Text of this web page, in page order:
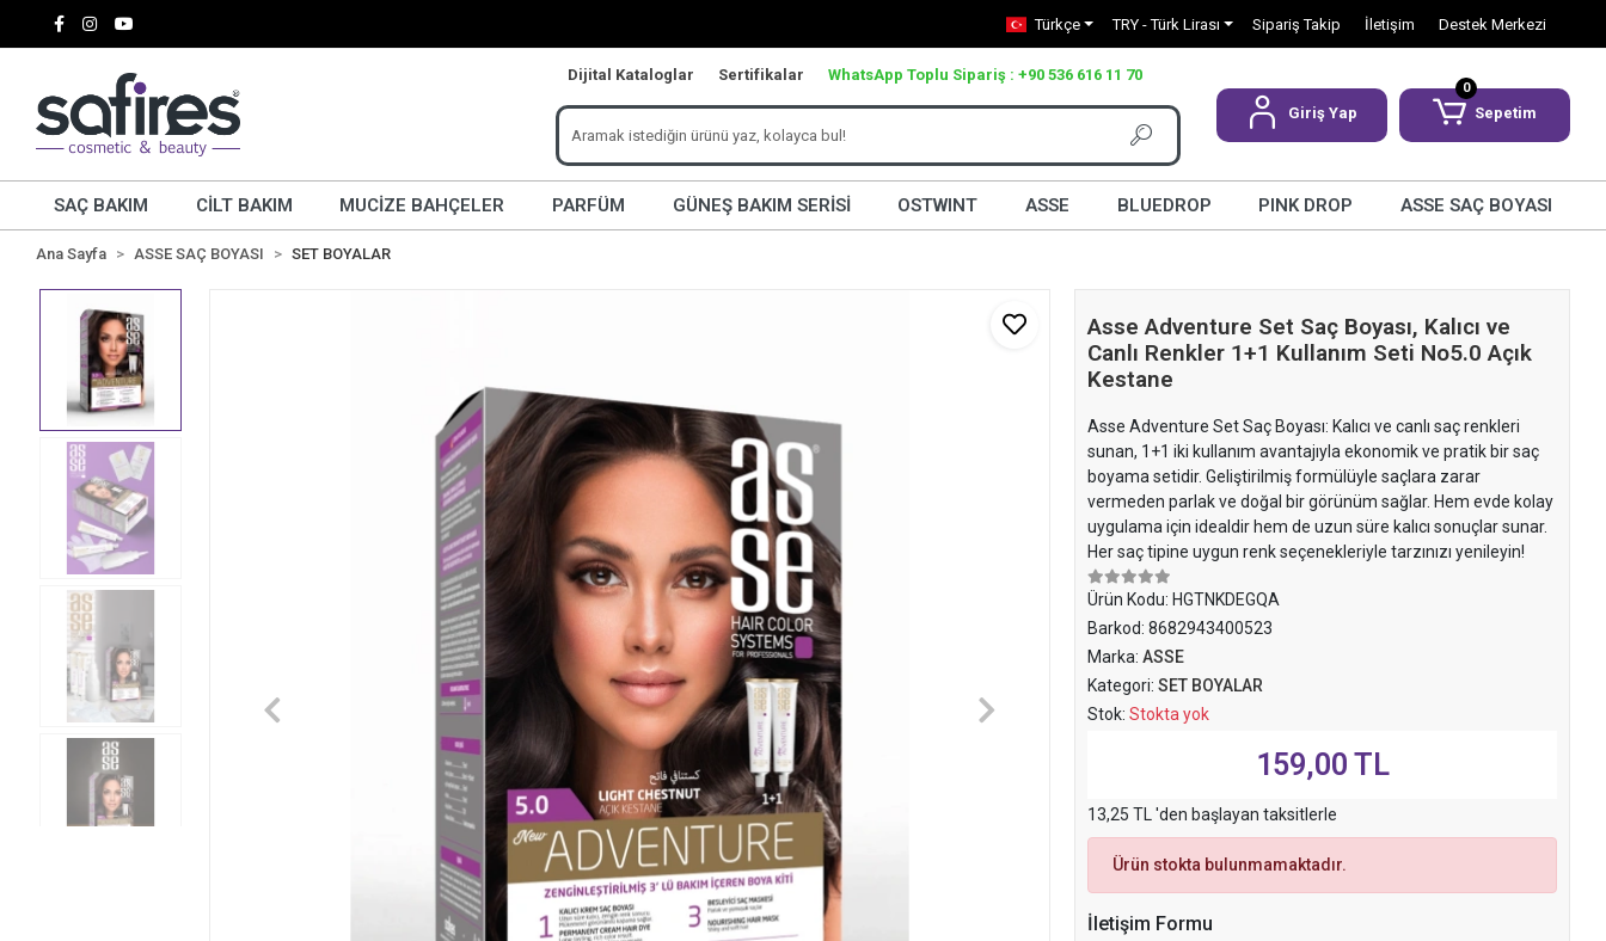
Türkçe TRY - Türk Lirası Sipariş Takip İletişim Destek Merkezi
Dijital Kataloglar Sertifikalar WhatsApp Toplu Sipariş : +90 536 616 11 70
Giriş Yap
0
Sepetim
SAÇ BAKIM CİLT BAKIM MUCİZE BAHÇELER PARFÜM GÜNEŞ BAKIM SERİSİ OSTWINT ASSE BLUEDROP PINK DROP ASSE SAÇ BOYASI
Ana Sayfa ASSE SAÇ BOYASI SET BOYALAR
Asse Adventure Set Saç Boyası, Kalıcı ve
Canlı Renkler 1+1 Kullanım Seti No5.0 Açık
Kestane
Asse Adventure Set Saç Boyası: Kalıcı ve canlı saç renkleri
sunan, 1+1 iki kullanım avantajıyla ekonomik ve pratik bir saç
boyama setidir. Geliştirilmiş formülüyle saçlara zarar
vermeden parlak ve doğal bir görünüm sağlar. Hem evde kolay
uygulama için idealdir hem de uzun süre kalıcı sonuçlar sunar.
Her saç tipine uygun renk seçenekleriyle tarzınızı yenileyin!
Ürün Kodu: HGTNKDEGQA
Barkod:8682943400523
Marka:ASSE
Kategori:SET BOYALAR
Stok:Stokta yok
159,00 TL
13,25 TL 'den başlayan taksitlerle
Ürün stokta bulunmamaktadır.
İletişim Formu